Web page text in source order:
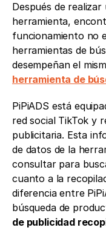
Después de
herramienta,
funcionamiento no
herramientas de
herramienta de
PiPiADS está
red social TikTok y
publicitaria. Esta
de datos de la
consultar para
cuanto a la
diferencia entre
búsqueda de
de publicidad